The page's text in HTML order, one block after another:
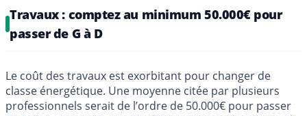
Travaux : comptez au minimum 50.000€ pour
passer de G à D
Le coût des travaux est exorbitant pour changer de
classe énergétique. Une moyenne citée par plusieurs
professionnels serait de l’ordre de 50.000€ pour passer